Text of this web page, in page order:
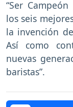
“Ser
los seis
la invención
Así como
nuevas
baristas”.